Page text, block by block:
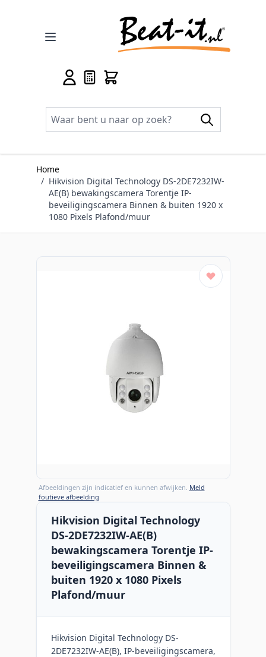
Home
/ Hikvision Digital Technology DS-2DE7232IW-
AE(B) bewakingscamera Torentje IP-
beveiligingscamera Binnen & buiten 1920 x
1080 Pixels Plafond/muur
Afbeeldingen zijn indicatief en kunnen afwijken. Meld
foutieve afbeelding
Hikvision Digital Technology
DS-2DE7232IW-AE(B)
bewakingscamera Torentje IP-
beveiligingscamera Binnen &
buiten 1920 x 1080 Pixels
Plafond/muur
Hikvision Digital Technology DS-
2DE7232IW-AE(B), IP-beveiligingscamera,